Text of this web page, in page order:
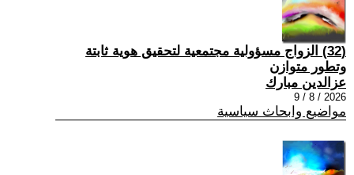
(32) الزواج مسؤولية مجتمعية لتحقيق هوية ثابتة
وتطور متوازن
عزالدين مبارك
2026 / 8 / 9
مواضيع وابحاث سياسية